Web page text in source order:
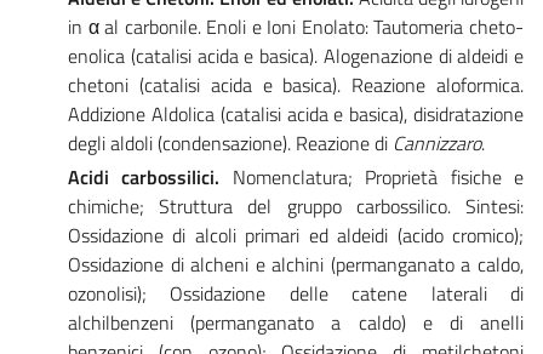
in α al carbonile. Enoli e Ioni Enolato: Tautomeria cheto-
enolica (catalisi acida e basica). Alogenazione di aldeidi e
chetoni (catalisi acida e basica). Reazione aloformica.
Addizione Aldolica (catalisi acida e basica), disidratazione
degli aldoli (condensazione). Reazione di Cannizzaro.
Acidi carbossilici. Nomenclatura; Proprietà fisiche e
chimiche; Struttura del gruppo carbossilico. Sintesi:
Ossidazione di alcoli primari ed aldeidi (acido cromico);
Ossidazione di alcheni e alchini (permanganato a caldo,
ozonolisi); Ossidazione delle catene laterali di
alchilbenzeni (permanganato a caldo) e di anelli